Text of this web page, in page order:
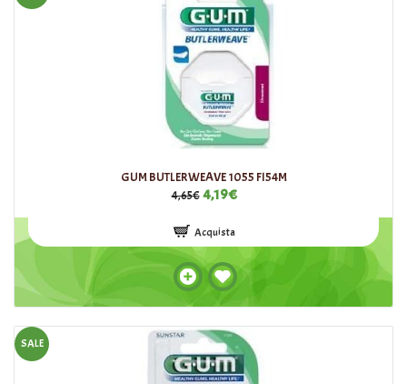
GUM BUTLERWEAVE 1055 FI54M
4,65€ 4,19€
Acquista
SALE